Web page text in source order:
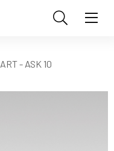
ART - ASK 10